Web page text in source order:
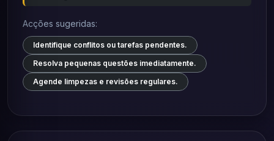
Acções sugeridas:
Identifique conflitos ou tarefas pendentes.
Resolva pequenas questões imediatamente.
Agende limpezas e revisões regulares.